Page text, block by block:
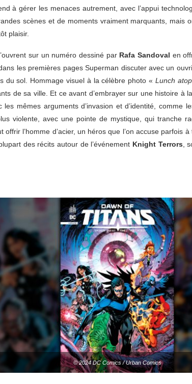
à gérer les menaces autrement, avec l’appui
scènes et de moments vraiment marquants, mais
plaisir.
sur un numéro dessiné par Rafa Sandoval en
les premières pages Superman discuter avec un
du sol. Hommage visuel à la célèbre photo « Lunch
de sa ville. Et ce avant d’embrayer sur une histoire à
mêmes arguments d’invasion et d’identité, comme
violente, avec une pointe de mystique, qui tranche
l’homme d’acier, un héros que l’on accuse parfois
des récits autour de l’événement Knight Terrors ,
© 2024 DC Comics / Urban Comics